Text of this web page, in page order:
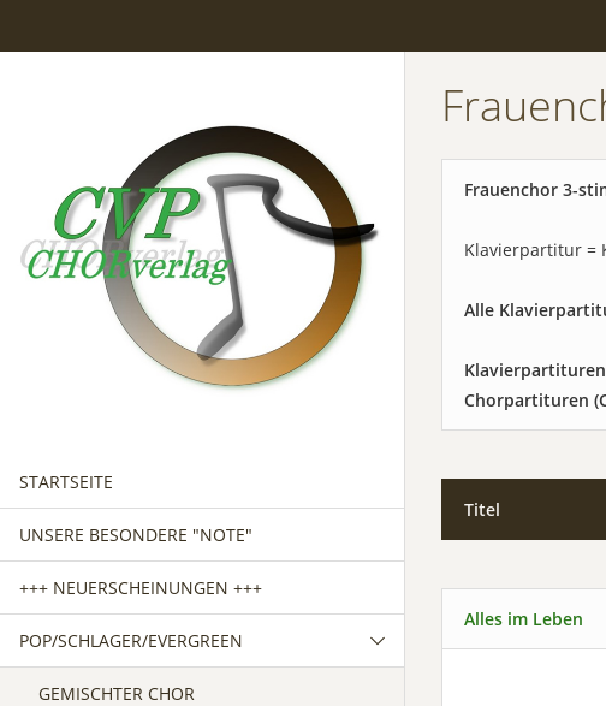
STARTSEITE
UNSERE BESONDERE "NOTE"
+++ NEUERSCHEINUNGEN +++
POP/SCHLAGER/EVERGREEN
GEMISCHTER CHOR
Frauenchor 3-
Klavierpartitur =
Alle
Chorpartituren
Titel
Alles im Leben